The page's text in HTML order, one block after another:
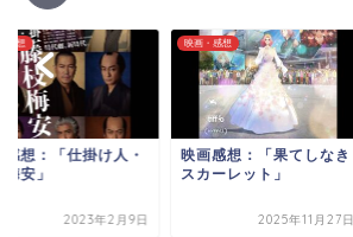
感想
感想：「仕掛け人・
安」
2023年2月9日
映画・感想
映画感想：「果てしなき
スカーレット」
2025年11月27日